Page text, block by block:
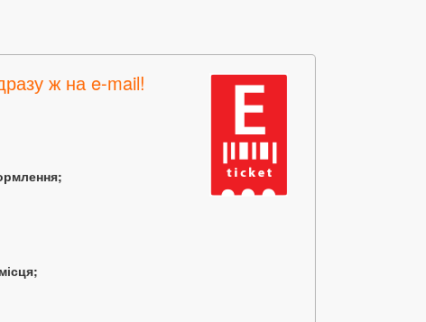
ж на e-mail!